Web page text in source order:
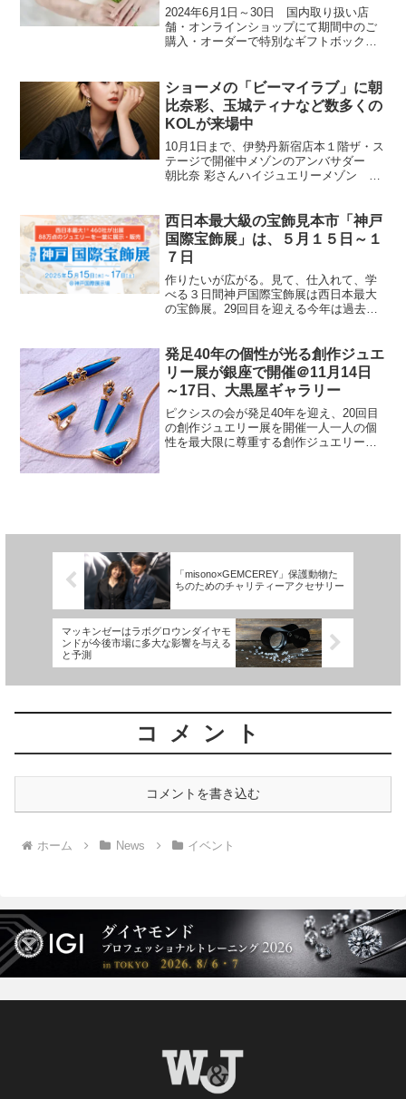
開催
2024年6月1日～30日 国内取り扱い店
舗・オンラインショップにて期間中のご
購入・オーダーで特別なギフトボックス
が製造、販売する、ラボグロウンダイヤ
モンドジュエリー...
ショーメの「ビーマイラブ」に朝
比奈彩、玉城ティナなど数多くの
KOLが来場中
10月1日まで、伊勢丹新宿店本１階ザ・ス
テージで開催中メゾンのアンバサダー
朝比奈 彩さんハイジュエリーメゾン シ
ポップアップ ストアを2024年9月25日
（水）より...
西日本最大級の宝飾見本市「神戸
国際宝飾展」は、５月１５日～１
７日
作りたいが広がる。見て、仕入れて、学
べる３日間神戸国際宝飾展は西日本最大
の宝飾展。29回目を迎える今年は過去最
～18時（最終日は17時）。主催は、RX
Japan㈱。全...
発足40年の個性が光る創作ジュエ
リー展が銀座で開催＠11月14日
～17日、大黒屋ギャラリー
ピクシスの会が発足40年を迎え、20回目
の創作ジュエリー展を開催一人一人の個
性を最大限に尊重する創作ジュエリーグ
「misono×GEMCEREY」保護動物た
ちのためのチャリティーアクセサリー
マッキンゼーはラボグロウンダイヤモ
ンドが今後市場に多大な影響を与える
と予測
コメント
コメントを書き込む
ホーム News イベント